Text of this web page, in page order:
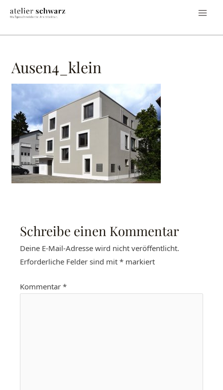
Ausen4_klein
Schreibe einen Kommentar
Deine E-Mail-Adresse wird nicht veröffentlicht.
Erforderliche Felder sind mit* markiert
Kommentar*